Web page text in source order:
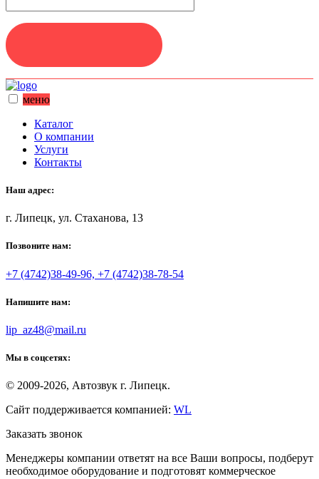
меню
Каталог
О компании
Услуги
Контакты
Наш адрес:
г. Липецк, ул. Стаханова, 13
Позвоните нам:
+7 (4742)38-49-96, +7 (4742)38-78-54
Напишите нам:
lip_az48@mail.ru
Мы в соцсетях:
© 2009-2026, Автозвук г. Липецк.
Сайт поддерживается компанией: WL
Заказать звонок
Менеджеры компании ответят на все Ваши вопросы, подберут
необходимое оборудование и подготовят коммерческое